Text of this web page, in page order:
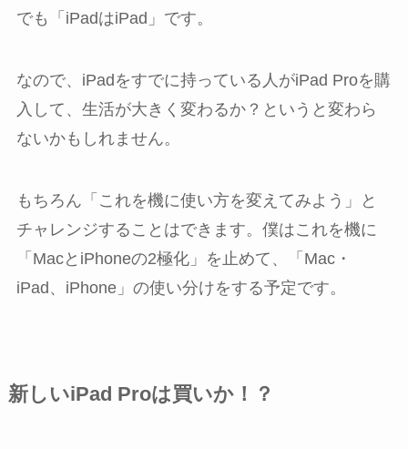
でも「iPadはiPad」です。
なので、iPadをすでに持っている人がiPad Proを購
入して、生活が大きく変わるか？というと変わら
ないかもしれません。
もちろん「これを機に使い方を変えてみよう」と
チャレンジすることはできます。僕はこれを機に
「MacとiPhoneの2極化」を止めて、「Mac・
iPad、iPhone」の使い分けをする予定です。
新しいiPad Proは買いか！？